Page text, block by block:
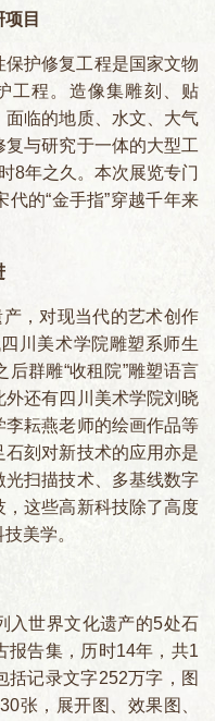
目
护修复工程是国家文物
工程。造像集雕刻、贴
临的地质、水文、大气
与研究于一体的大型工
8年之久。本次展览专门
的“金手指”穿越千年来
产，对现当代的艺术创作
川美术学院雕塑系师生
群雕“收租院”雕塑语言
外还有四川美术学院刘晓
耘燕老师的绘画作品等
刻对新技术的应用亦是
扫描技术、多基线数字
这些高新科技除了高度
美学。
入世界文化遗产的5处石
报告集，历时14年，共1
括记录文字252万字，图
张，展开图、效果图、